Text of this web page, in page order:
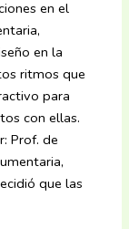
en el
en la
ritmos que
para
con ellas.
Prof. de
que las